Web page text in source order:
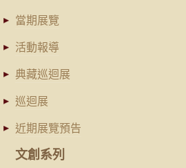
當期展覽
活動報導
典藏巡迴展
巡迴展
近期展覽預告
文創系列